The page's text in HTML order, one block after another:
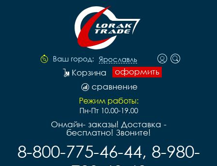
Ваш город: Ярославль
оформить
Корзина
сравнение
Режим работы:
Пн-Пт 10.00-19.00
Онлайн- заказы! Доставка -
бесплатно! Звоните!
8-800-775-46-44, 8-980-